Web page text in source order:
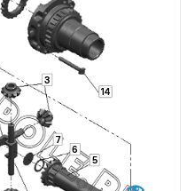
3
5
6
7
14